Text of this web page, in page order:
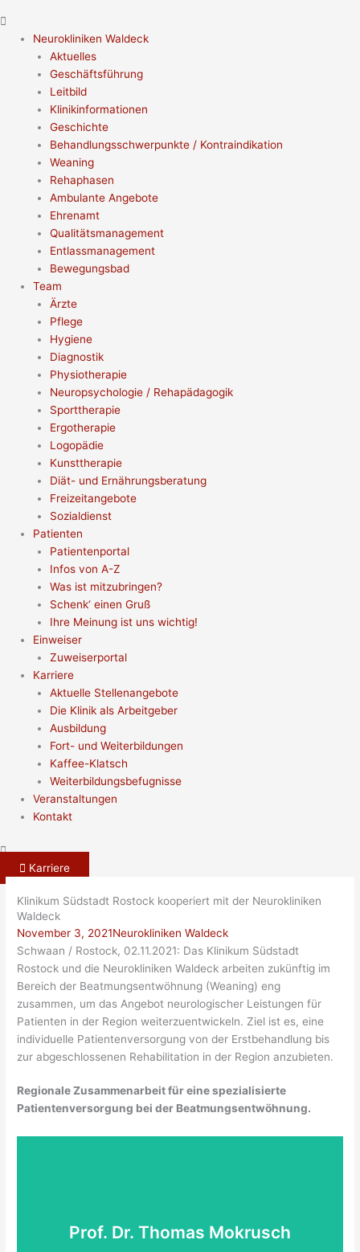
Neurokliniken Waldeck
Aktuelles
Geschäftsführung
Leitbild
Klinikinformationen
Geschichte
Behandlungsschwerpunkte / Kontraindikation
Weaning
Rehaphasen
Ambulante Angebote
Ehrenamt
Qualitätsmanagement
Entlassmanagement
Bewegungsbad
Team
Ärzte
Pflege
Hygiene
Diagnostik
Physiotherapie
Neuropsychologie / Rehapädagogik
Sporttherapie
Ergotherapie
Logopädie
Kunsttherapie
Diät- und Ernährungsberatung
Freizeitangebote
Sozialdienst
Patienten
Patientenportal
Infos von A-Z
Was ist mitzubringen?
Schenk‘ einen Gruß
Ihre Meinung ist uns wichtig!
Einweiser
Zuweiserportal
Karriere
Aktuelle Stellenangebote
Die Klinik als Arbeitgeber
Ausbildung
Fort- und Weiterbildungen
Kaffee-Klatsch
Weiterbildungsbefugnisse
Veranstaltungen
Kontakt
Karriere
Klinikum Südstadt Rostock kooperiert mit der Neurokliniken
Waldeck
November 3, 2021Neurokliniken Waldeck
Schwaan / Rostock, 02.11.2021: Das Klinikum Südstadt
Rostock und die Neurokliniken Waldeck arbeiten zukünftig im
Bereich der Beatmungsentwöhnung (Weaning) eng
zusammen, um das Angebot neurologischer Leistungen für
Patienten in der Region weiterzuentwickeln. Ziel ist es, eine
individuelle Patientenversorgung von der Erstbehandlung bis
zur abgeschlossenen Rehabilitation in der Region anzubieten.
Regionale Zusammenarbeit für eine spezialisierte
Patientenversorgung bei der Beatmungsentwöhnung.
Prof. Dr. Thomas Mokrusch